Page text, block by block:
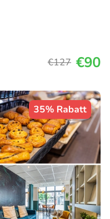
€127 €90
35% Rabatt